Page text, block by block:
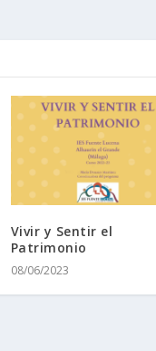
Vivir y Sentir el
Patrimonio
08/06/2023